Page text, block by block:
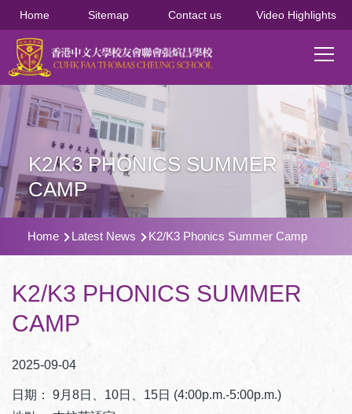
移至主內容
Home Sitemap Contact us Video Highlights
Main
K2/K3 PHONICS SUMMER
CAMP
導
航
連
結
Home Latest News K2/K3 Phonics Summer Camp
K2/K3 PHONICS SUMMER
CAMP
2025-09-04
日期： 9月8日、10日、15日 (4:00p.m.-5:00p.m.)